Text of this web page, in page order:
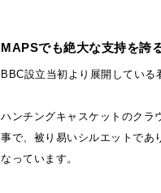
MAPSでも絶大な支持を誇
BBC設立当初より展開している
ハンチングキャスケットのクラ
事で、被り易いシルエットであ
なっています。